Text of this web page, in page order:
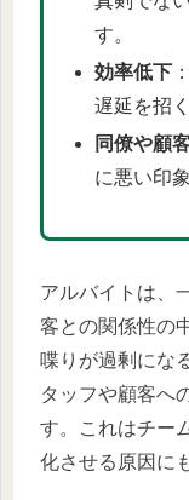
す。
効率低下
遅延を招
同僚や顧
に悪い印
アルバイトは、
客との関係性の
喋りが過剰にな
タッフや顧客へ
す。これはチー
化させる原因に